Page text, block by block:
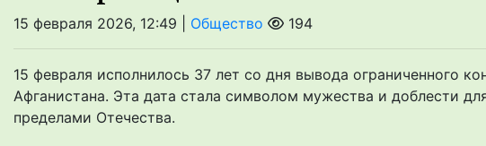
15 февраля 2026, 12:49 | Общество 194
15 февраля исполнилось 37 лет со дня вывода ограниченного
Афганистана. Эта дата стала символом мужества и доблести
пределами Отечества.